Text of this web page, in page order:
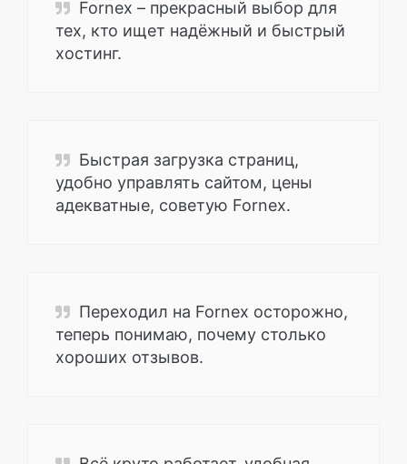
Fornex – прекрасный выбор для
тех, кто ищет надёжный и быстрый
хостинг.
Быстрая загрузка страниц,
удобно управлять сайтом, цены
адекватные, советую Fornex.
Переходил на Fornex осторожно,
теперь понимаю, почему столько
хороших отзывов.